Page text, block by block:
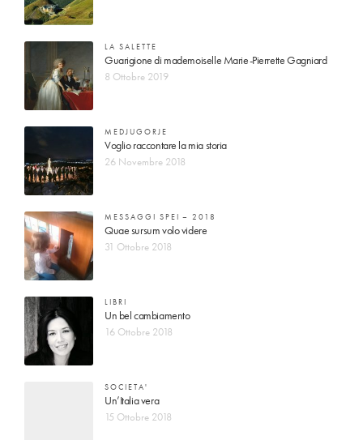
LA SALETTE
Guarigione di mademoiselle Marie-Pierrette Gagniard
8 Ottobre 2019
MEDJUGORJE
Voglio raccontare la mia storia
26 Novembre 2018
MESSAGGI SPEI – 2018
Quae sursum volo videre
31 Ottobre 2018
LIBRI
Un bel cambiamento
16 Ottobre 2018
SOCIETA'
Un’Italia vera
15 Ottobre 2018